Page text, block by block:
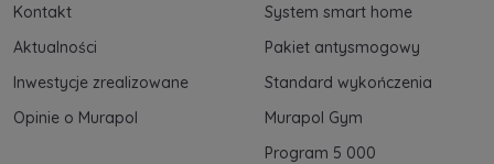
Kontakt
Aktualności
Inwestycje zrealizowane
Opinie o Murapol
System smart home
Pakiet antysmogowy
Standard wykończenia
Murapol Gym
Program 5 000